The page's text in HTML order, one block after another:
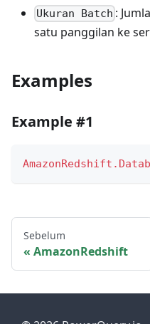
Ukuran Batch :
satu panggilan ke
Examples
Example #1
Sebelum
AmazonRedshift